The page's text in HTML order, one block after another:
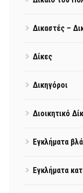
Δικαστές –
Δίκες
Δικηγόροι
Διοικητικό
Εγκλήματα
Εγκλήματα